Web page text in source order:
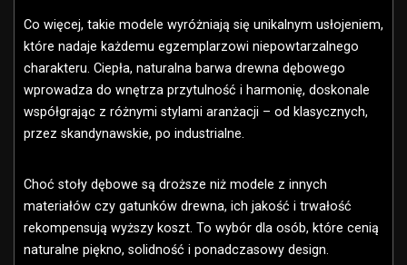
Co więcej, takie modele wyróżniają się unikalnym usłojeniem,
które nadaje każdemu egzemplarzowi niepowtarzalnego
charakteru. Ciepła, naturalna barwa drewna dębowego
wprowadza do wnętrza przytulność i harmonię, doskonale
współgrając z różnymi stylami aranżacji – od klasycznych,
przez skandynawskie, po industrialne.
Choć stoły dębowe są droższe niż modele z innych
materiałów czy gatunków drewna, ich jakość i trwałość
rekompensują wyższy koszt. To wybór dla osób, które cenią
naturalne piękno, solidność i ponadczasowy design.